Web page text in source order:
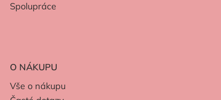
Spolupráce
O NÁKUPU
Vše o nákupu